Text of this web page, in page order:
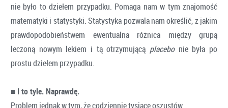
nie było to dziełem przypadku. Pomaga nam w tym znajomość
matematyki i statystyki. Statystyka pozwala nam określić, z jakim
prawdopodobieństwem ewentualna różnica między grupą
leczoną nowym lekiem i tą otrzymującą placebo nie była po
prostu dziełem przypadku.
■ I to tyle. Naprawdę.
Problem jednak w tym, że codziennie tysiące oszustów